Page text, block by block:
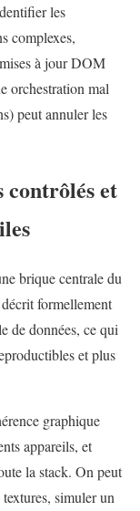
les
complexes,
à jour DOM
orchestration mal
peut annuler les
contrôlés et
brique centrale du
formellement
de données, ce qui
et plus
graphique
appareils, et
la stack. On peut
simuler un